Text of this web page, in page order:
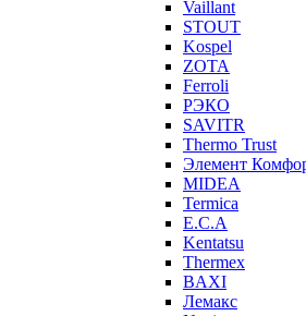
Vaillant
STOUT
Kospel
ZOTA
Ferroli
РЭКО
SAVITR
Thermo Trust
Элемент
MIDEA
Termica
E.C.A
Kentatsu
Thermex
BAXI
Лемакс